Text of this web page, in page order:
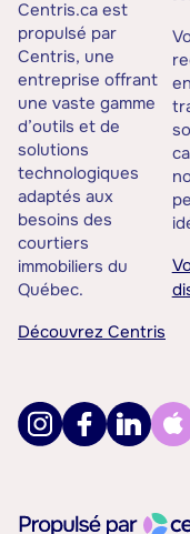
Centris.ca est
propulsé par
Centris, une
entreprise offrant
une vaste gamme
d’outils et de
solutions
technologiques
adaptés aux
besoins des
courtiers
immobiliers du
Québec.
Découvrez Centris